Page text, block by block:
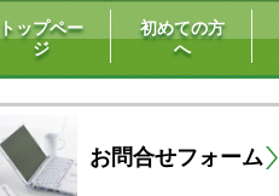
トップペー
ジ
初めての方
へ
お問合せフォーム